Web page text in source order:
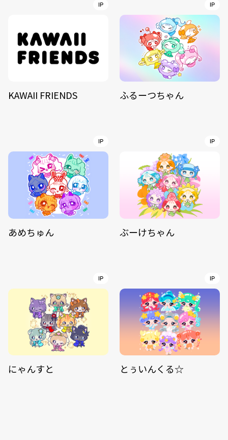
IP
KAWAII FRIENDS
IP
ふるーつちゃん
IP
あめちゅん
IP
ぶーけちゃん
IP
にゃんすと
IP
とぅいんくる☆